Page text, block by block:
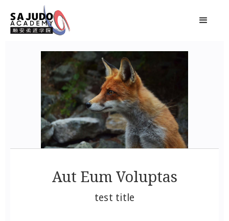
Aut Eum Voluptas
test title